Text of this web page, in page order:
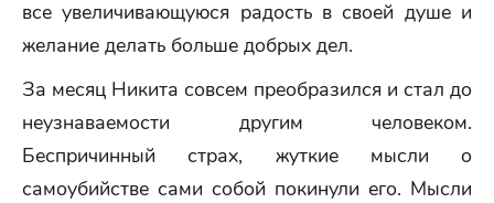
все увеличивающуюся радость в своей душе и
желание делать больше добрых дел.
За месяц Никита совсем преобразился и стал до
неузнаваемости другим человеком.
Беспричинный страх, жуткие мысли о
самоубийстве сами собой покинули его. Мысли